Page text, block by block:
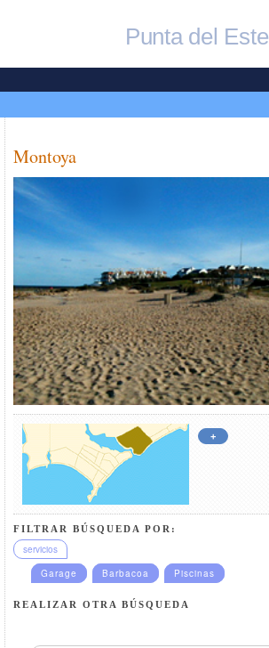
Punta del Este
Montoya
+
FILTRAR BÚSQUEDA POR:
servicios
Garage
Barbacoa Piscinas
REALIZAR OTRA BÚSQUEDA